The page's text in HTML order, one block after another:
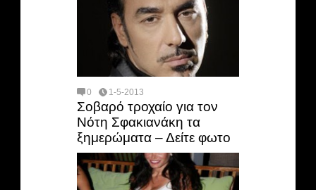
0 1-5-2013
Σοβαρό τροχαίο για τον
Νότη Σφακιανάκη τα
ξημερώματα – Δείτε φωτο